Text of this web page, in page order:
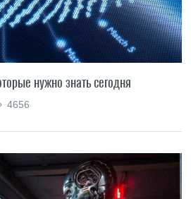
нужно знать сегодня
4656